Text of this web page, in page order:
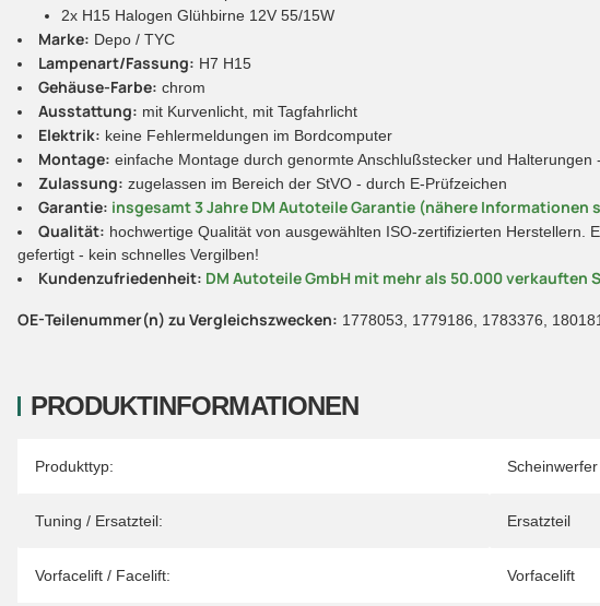
PRODUKTINFORMATIONEN
Produkteigenschaft
Wert
Produkttyp: Scheinwerfer
Tuning / Ersatzteil: Ersatzteil
Vorfacelift / Facelift: Vorfacelift
2x H15 Halogen Glühbirne 12V 55/15W
Marke: Depo / TYC
Lampenart/Fassung: H7 H15
Gehäuse-Farbe: chrom
Ausstattung: mit Kurvenlicht, mit Tagfahrlicht
Elektrik: keine Fehlermeldungen im Bordcomputer
Montage: einfache Montage durch genormte Anschlußstecker und
Zulassung: zugelassen im Bereich der StVO - durch E-Prüfzeichen
Garantie: insgesamt 3 Jahre DM Autoteile Garantie (nähere Informationen
Qualität: hochwertige Qualität von ausgewählten ISO-zertifizierten
gefertigt - kein schnelles Vergilben!
Kundenzufriedenheit: DM Autoteile GmbH mit mehr als 50.000
OE-Teilenummer(n) zu Vergleichszwecken: 1778053, 1779186, 1783376,